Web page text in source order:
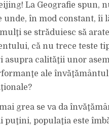
La Geografie spun,
în mod constant, îi
se străduiesc să
că nu trece teste
asupra calităţii unor
ale
grea se va da
puţini, populaţia este